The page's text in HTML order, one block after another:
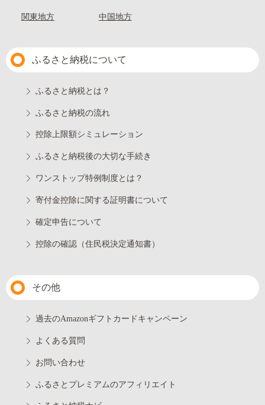
関東地方 中国地方
ふるさと納税について
ふるさと納税とは？
ふるさと納税の流れ
控除上限額シミュレーション
ふるさと納税後の大切な手続き
ワンストップ特例制度とは？
寄付金控除に関する証明書について
確定申告について
控除の確認（住民税決定通知書）
その他
過去のAmazonギフトカードキャンペーン
よくある質問
お問い合わせ
ふるさとプレミアムのアフィリエイト